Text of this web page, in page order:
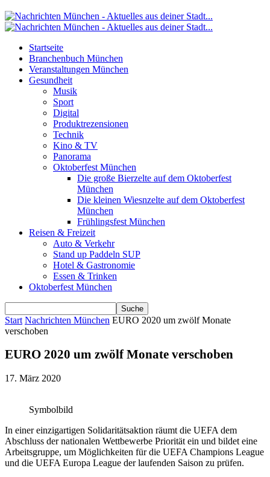
Startseite
Branchenbuch München
Veranstaltungen München
Gesundheit
Musik
Sport
Digital
Produktrezensionen
Technik
Kino & TV
Panorama
Oktoberfest München
Die große Bierzelte auf dem Oktoberfest
München
Die kleinen Wiesnzelte auf dem Oktoberfest
München
Frühlingsfest München
Reisen & Freizeit
Auto & Verkehr
Stand up Paddeln SUP
Hotel & Gastronomie
Essen & Trinken
Oktoberfest München
Start Nachrichten München EURO 2020 um zwölf Monate
verschoben
EURO 2020 um zwölf Monate verschoben
17. März 2020
Symbolbild
In einer einzigartigen Solidaritätsaktion räumt die UEFA dem
Abschluss der nationalen Wettbewerbe Priorität ein und bildet eine
Arbeitsgruppe, um Möglichkeiten für die UEFA Champions League
und die UEFA Europa League der laufenden Saison zu prüfen.